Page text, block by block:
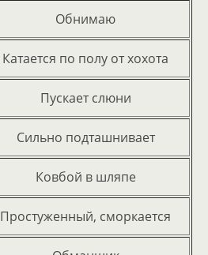
Обнимаю
Катается по полу от хохота
Пускает слюни
Сильно подташнивает
Ковбой в шляпе
Простуженный, сморкается